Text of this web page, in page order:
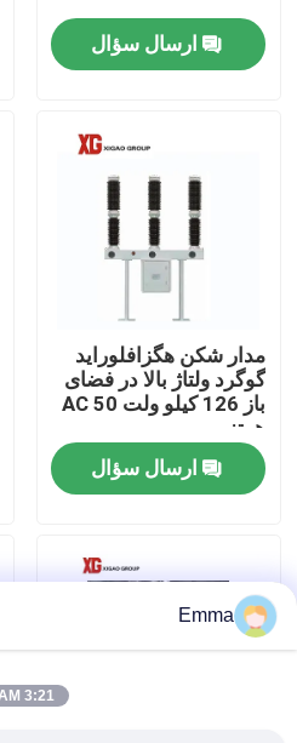
خانه
درباره ما
تور کارخانه
کنترل کیفیت
با ما تماس بگیرید
درخواست نقل قول
سوئیچ شکست بار هوا
سوئیچ شکست بار SF6
ارسال سؤال
مدار شکن هگزافلوراید
گوگرد ولتاژ بالا در فضای
باز 126 کیلو ولت AC 50
هرتز
ارسال سؤال
Emma
3:21 AM